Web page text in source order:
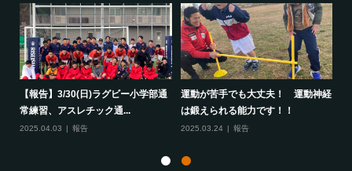
【報告】3/30(日)ラグビー小学部通
常練習、アスレチック通...
2025.04.03 報告
運動が苦手でも大丈夫！ 運動神経
は鍛えられる能力です！！
2025.03.24 報告